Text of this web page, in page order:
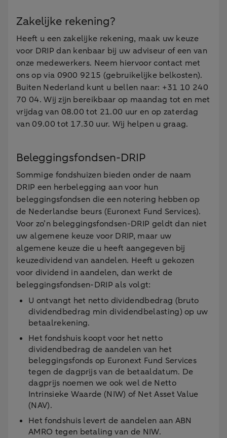
Zakelijke rekening?
Heeft u een zakelijke rekening, maak uw keuze
voor DRIP dan kenbaar bij uw adviseur of een van
onze medewerkers. Neem hiervoor contact met
ons op via 0900 9215 (gebruikelijke belkosten).
Buiten Nederland kunt u bellen naar: +31 10 240
70 04. Wij zijn bereikbaar op maandag tot en met
vrijdag van 08.00 tot 21.00 uur en op zaterdag
van 09.00 tot 17.30 uur. Wij helpen u graag.
Beleggingsfondsen-DRIP
Sommige fondshuizen bieden onder de naam
DRIP een herbelegging aan voor hun
beleggingsfondsen die een notering hebben op
de Nederlandse beurs (Euronext Fund Services).
Voor zo’n beleggingsfondsen-DRIP geldt dan niet
uw algemene keuze voor DRIP, maar uw
algemene keuze die u heeft aangegeven bij
keuzedividend van aandelen. Heeft u gekozen
voor dividend in aandelen, dan werkt de
beleggingsfondsen-DRIP als volgt:
U ontvangt het netto dividendbedrag (bruto
dividendbedrag min dividendbelasting) op uw
betaalrekening.
Het fondshuis koopt voor het netto
dividendbedrag de aandelen van het
beleggingsfonds op Euronext Fund Services
tegen de dagprijs van de betaaldatum. De
dagprijs noemen we ook wel de Netto
Intrinsieke Waarde (NIW) of Net Asset Value
(NAV).
Het fondshuis levert de aandelen aan ABN
AMRO tegen betaling van de NIW.